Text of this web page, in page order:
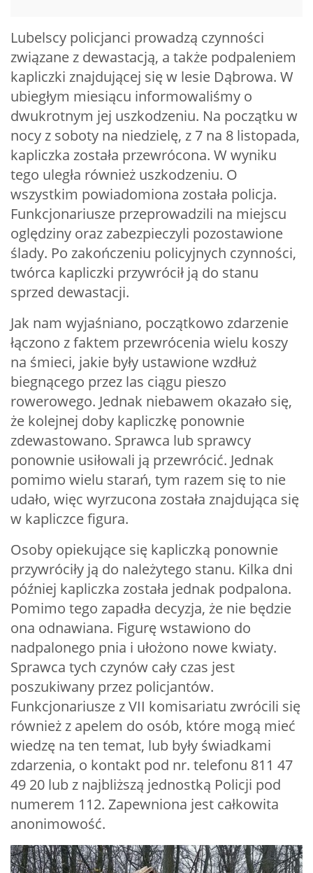
Lubelscy policjanci prowadzą czynności
związane z dewastacją, a także podpaleniem
kapliczki znajdującej się w lesie Dąbrowa. W
ubiegłym miesiącu informowaliśmy o
dwukrotnym jej uszkodzeniu. Na początku w
nocy z soboty na niedzielę, z 7 na 8 listopada,
kapliczka została przewrócona. W wyniku
tego uległa również uszkodzeniu. O
wszystkim powiadomiona została policja.
Funkcjonariusze przeprowadzili na miejscu
oględziny oraz zabezpieczyli pozostawione
ślady. Po zakończeniu policyjnych czynności,
twórca kapliczki przywrócił ją do stanu
sprzed dewastacji.
Jak nam wyjaśniano, początkowo zdarzenie
łączono z faktem przewrócenia wielu koszy
na śmieci, jakie były ustawione wzdłuż
biegnącego przez las ciągu pieszo
rowerowego. Jednak niebawem okazało się,
że kolejnej doby kapliczkę ponownie
zdewastowano. Sprawca lub sprawcy
ponownie usiłowali ją przewrócić. Jednak
pomimo wielu starań, tym razem się to nie
udało, więc wyrzucona została znajdująca się
w kapliczce figura.
Osoby opiekujące się kapliczką ponownie
przywróciły ją do należytego stanu. Kilka dni
później kapliczka została jednak podpalona.
Pomimo tego zapadła decyzja, że nie będzie
ona odnawiana. Figurę wstawiono do
nadpalonego pnia i ułożono nowe kwiaty.
Sprawca tych czynów cały czas jest
poszukiwany przez policjantów.
Funkcjonariusze z VII komisariatu zwrócili się
również z apelem do osób, które mogą mieć
wiedzę na ten temat, lub były świadkami
zdarzenia, o kontakt pod nr. telefonu 811 47
49 20 lub z najbliższą jednostką Policji pod
numerem 112. Zapewniona jest całkowita
anonimowość.